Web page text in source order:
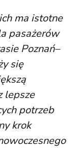
ma istotne
pasażerów
Poznań–
się
lepsze
potrzeb
krok